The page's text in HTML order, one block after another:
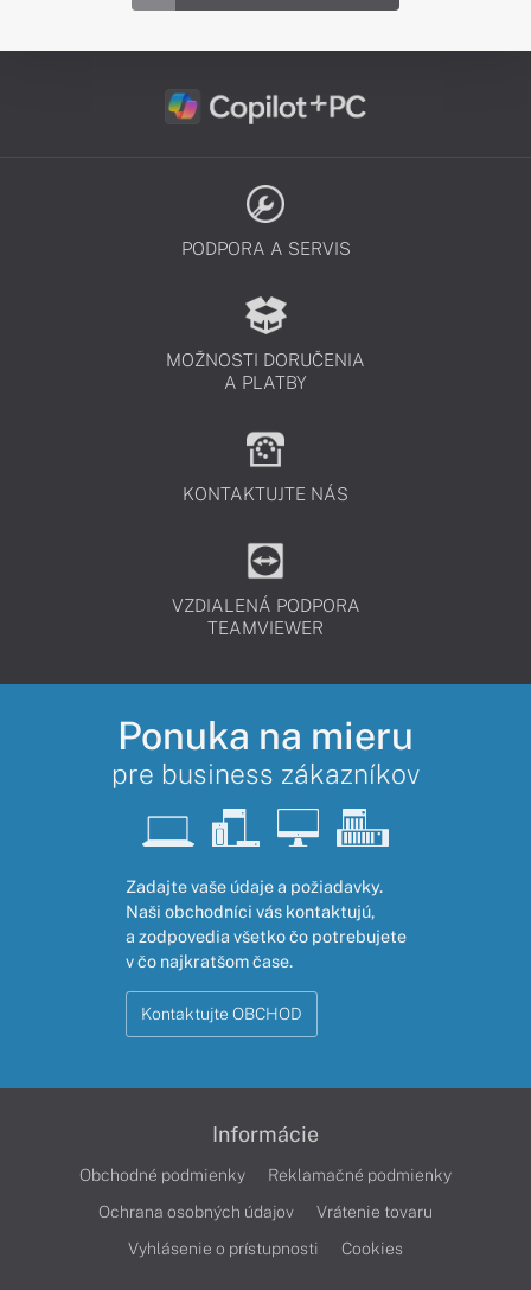
PODPORA A SERVIS
MOŽNOSTI DORUČENIA
A PLATBY
KONTAKTUJTE NÁS
VZDIALENÁ PODPORA
TEAMVIEWER
Ponuka na mieru
pre business zákazníkov
Zadajte vaše údaje a požiadavky.
Naši obchodníci vás kontaktujú,
a zodpovedia všetko čo potrebujete
v čo najkratšom čase.
Kontaktujte OBCHOD
Informácie
Obchodné podmienky
Reklamačné podmienky
Ochrana osobných údajov
Vrátenie tovaru
Vyhlásenie o prístupnosti
Cookies